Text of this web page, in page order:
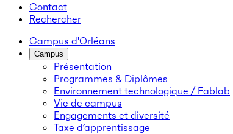
Contact
Rechercher
Campus d'Orléans
Campus
Présentation
Programmes & Diplômes
Environnement technologique / Fablab
Vie de campus
Engagements et diversité
Taxe d’apprentissage